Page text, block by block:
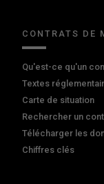
CONTRATS DE
Qu'est-ce qu'un
Textes
Carte de situation
Rechercher un
Télécharger les
Chiffres clés